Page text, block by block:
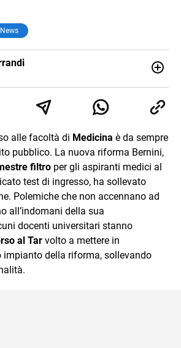
News
la passione per la scrittura in un lavoro, e
più fermata. L’attualità è il mio pane
alle facoltà di Medicina è da sempre
pubblico. La nuova riforma Bernini,
filtro per gli aspiranti medici al
test di ingresso, ha sollevato
Polemiche che non accennano ad
all’indomani della sua
docenti universitari stanno
al Tar volto a mettere in
impianto della riforma, sollevando